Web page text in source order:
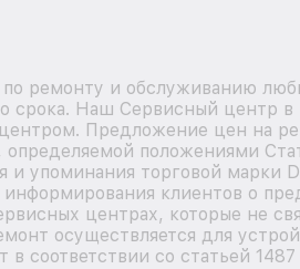
по ремонту и обслуживанию
срока. Наш Сервисный центр в
Предложение цен на
определяемой положениями
и упоминания торговой марки
клиентов о
центрах, которые не
осуществляется для
в соответствии со статьей